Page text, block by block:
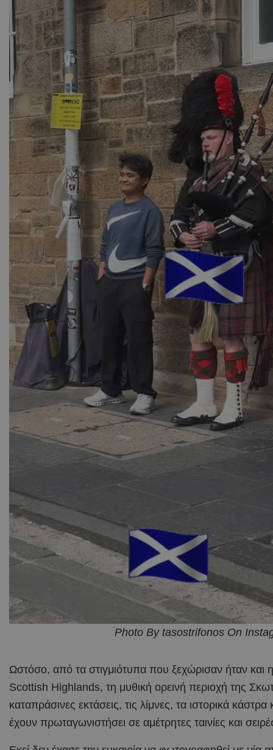
Photo By tasostrifonos On
Ωστόσο, από τα στιγμιότυπα που ξεχώρισαν ήταν και
Scottish Highlands, τη μυθική ορεινή περιοχή της
καταπράσινες εκτάσεις, τις λίμνες, τα ιστορικά
έχουν πρωταγωνιστήσει σε αμέτρητες ταινίες και